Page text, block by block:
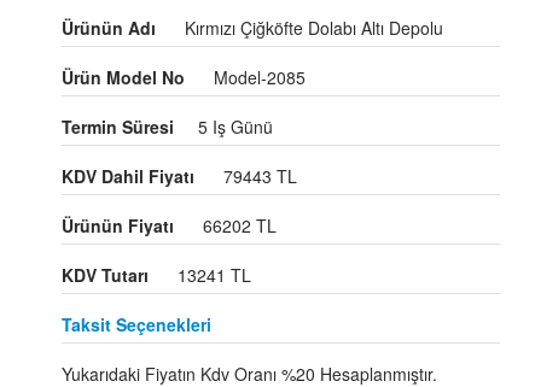
Ürünün Adı Kırmızı Çiğköfte Dolabı Altı Depolu
Ürün Model No Model-2085
Termin Süresi 5 Iş Günü
KDV Dahil Fiyatı 79443 TL
Ürünün Fiyatı 66202 TL
KDV Tutarı 13241 TL
Taksit Seçenekleri
Yukarıdaki Fiyatın Kdv Oranı %20 Hesaplanmıştır.